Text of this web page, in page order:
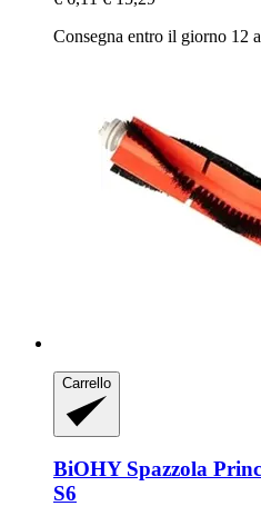
Consegna entro il giorno 12
Carrello
BiOHYSpazzola
S6